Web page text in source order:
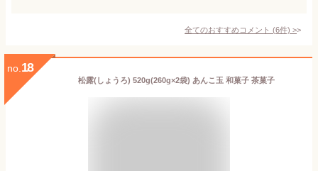
全てのおすすめコメント (6件) >
no. 18
松露(しょうろ) 520g(260g×2袋) あんこ玉 和菓子 茶菓子